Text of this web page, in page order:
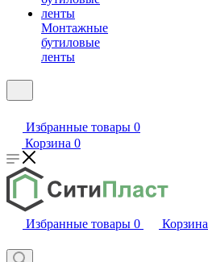
Монтажные
бутиловые
ленты
Избранные товары 0
Корзина 0
Избранные товары 0 Корзина